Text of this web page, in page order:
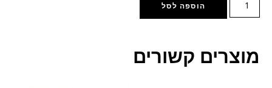
הוספה לסל
מוצרים קשורים